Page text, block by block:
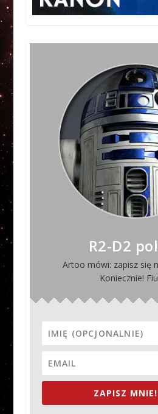
R2-D2
Artoo mówi: zapisz się
Koniecznie!
ZAPISZ